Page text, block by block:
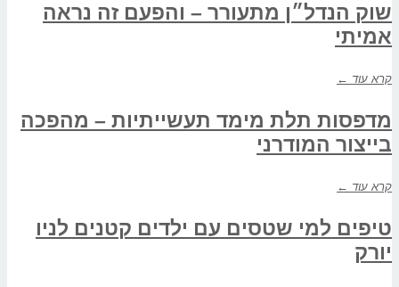
שוק הנדל״ן מתעורר – והפעם זה נראה
אמיתי
קרא עוד ←
מדפסות תלת מימד תעשייתיות – מהפכה
בייצור המודרני
קרא עוד ←
טיפים למי שטסים עם ילדים קטנים לניו
יורק